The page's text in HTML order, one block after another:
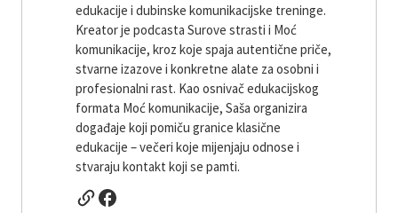
edukacije i dubinske komunikacijske treninge.
Kreator je podcasta Surove strasti i Moć
komunikacije, kroz koje spaja autentične priče,
stvarne izazove i konkretne alate za osobni i
profesionalni rast. Kao osnivač edukacijskog
formata Moć komunikacije, Saša organizira
događaje koji pomiču granice klasične
edukacije – večeri koje mijenjaju odnose i
stvaraju kontakt koji se pamti.